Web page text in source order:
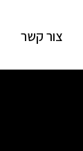
צור קשר